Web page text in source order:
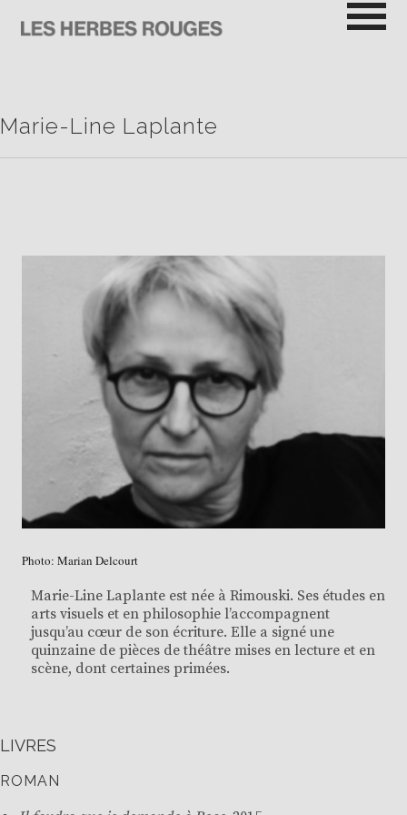
contenu
Marie-Line Laplante
Photo: Marian Delcourt
Marie-Line Laplante est née à Rimouski. Ses études en
arts visuels et en philosophie l’accompagnent
jusqu’au cœur de son écriture. Elle a signé une
quinzaine de pièces de théâtre mises en lecture et en
scène, dont certaines primées.
LIVRES
ROMAN